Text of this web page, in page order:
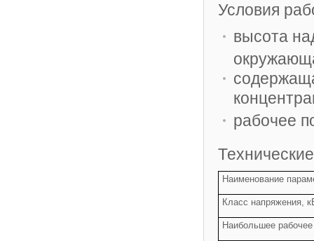
Условия
высота
рабочее
Наименование
Класс напряжения,
Наибольшее